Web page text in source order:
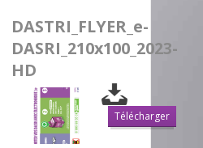
DASTRI_FLYER_e-
DASRI_210x100_2023-
HD
Télécharger